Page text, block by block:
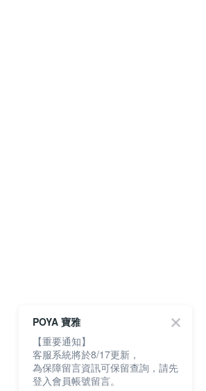
POYA 寶雅
【重要通知】
客服系統將於8/17更新，
為保障留言資訊可保留查詢，請先
登入會員帳號留言。